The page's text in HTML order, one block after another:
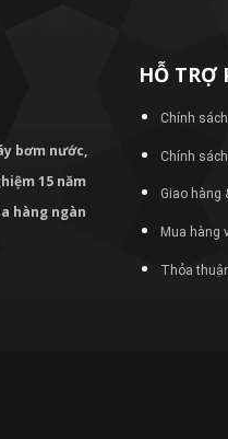
bơm nước,
15 năm
hàng ngàn
HỖ TRỢ
Chính
Chính
Giao hàng
Mua hàng
Thỏa